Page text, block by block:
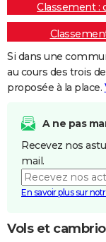
Classement :
Si dans une
au cours des trois
proposée à la place.
A ne pas
Recevez nos
mail.
En savoir plus sur
Vols et